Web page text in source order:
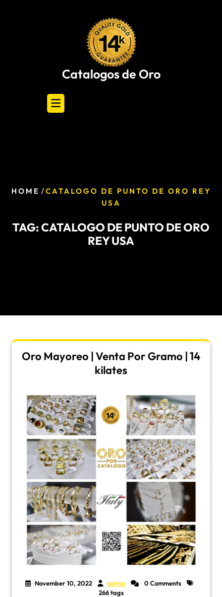
Catalogos de Oro
HOME /CATALOGO DE PUNTO DE ORO REY
USA
TAG:CATALOGO DE PUNTO DE ORO
REY USA
Oro Mayoreo | Venta Por Gramo | 14
kilates
November 10, 2022 admin
0 Comments
266 tags